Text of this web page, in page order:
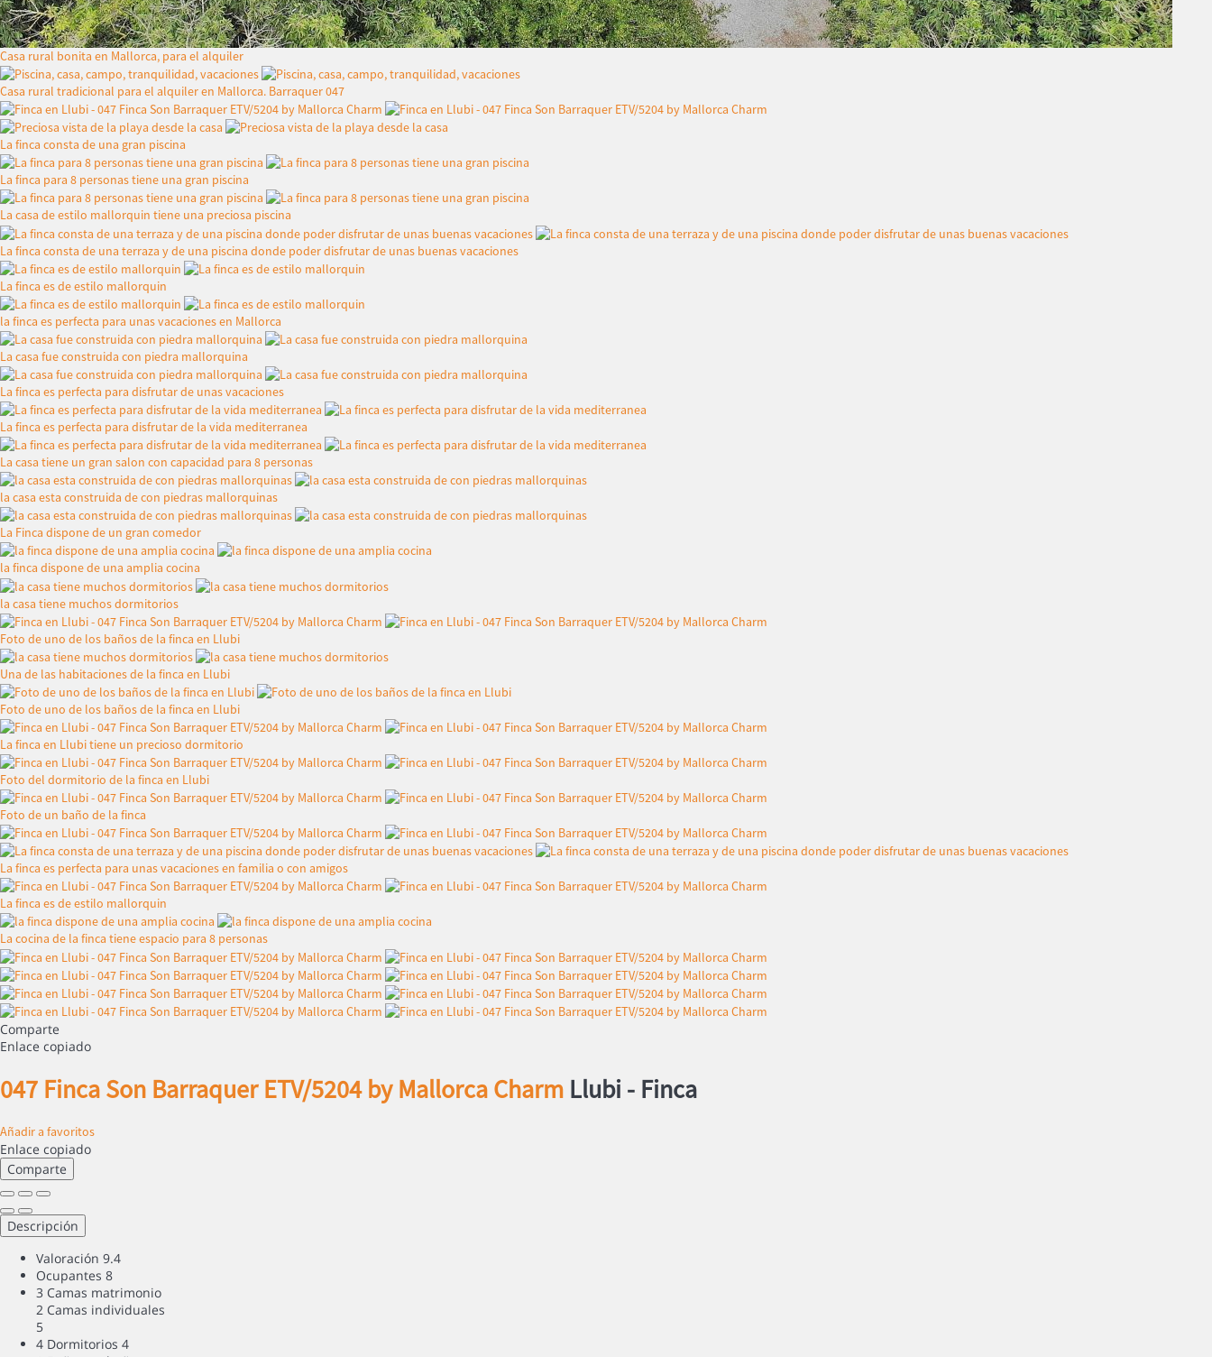
Casa rural bonita en Mallorca, para el alquiler
Casa rural tradicional para el alquiler en Mallorca. Barraquer 047
La finca consta de una gran piscina
La finca para 8 personas tiene una gran piscina
La casa de estilo mallorquin tiene una preciosa piscina
La finca consta de una terraza y de una piscina donde poder disfrutar de unas buenas vacaciones
La finca es de estilo mallorquin
la finca es perfecta para unas vacaciones en Mallorca
La casa fue construida con piedra mallorquina
La finca es perfecta para disfrutar de unas vacaciones
La finca es perfecta para disfrutar de la vida mediterranea
La casa tiene un gran salon con capacidad para 8 personas
la casa esta construida de con piedras mallorquinas
La Finca dispone de un gran comedor
la finca dispone de una amplia cocina
la casa tiene muchos dormitorios
Foto de uno de los baños de la finca en Llubi
Una de las habitaciones de la finca en Llubi
Foto de uno de los baños de la finca en Llubi
La finca en Llubi tiene un precioso dormitorio
Foto del dormitorio de la finca en Llubi
Foto de un baño de la finca
La finca es perfecta para unas vacaciones en familia o con amigos
La finca es de estilo mallorquin
La cocina de la finca tiene espacio para 8 personas
Comparte
Enlace copiado
047 Finca Son Barraquer ETV/5204 by Mallorca Charm Llubi - Finca
Añadir a favoritos
Enlace copiado
Comparte
Descripción
Valoración 9.4
Ocupantes 8
3 Camas matrimonio
2 Camas individuales
5
4 Dormitorios 4